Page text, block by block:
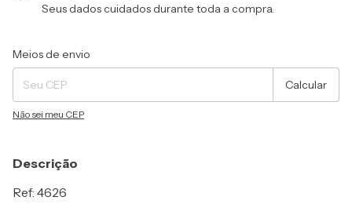
Seus dados cuidados durante toda a compra.
Entregas para o CEP:
Meios de envio
Calcular
Não sei meu CEP
Descrição
Ref: 4626